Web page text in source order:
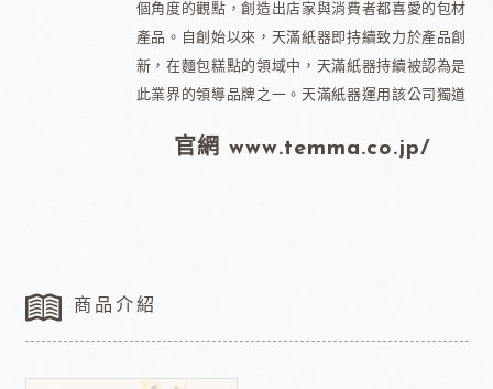
個角度的觀點，創造出店家與消費者都喜愛的包材
產品。自創始以來，天滿紙器即持續致力於產品創
新，在麵包糕點的領域中，天滿紙器持續被認為是
此業界的領導品牌之一。天滿紙器運用該公司獨道
官網 www.temma.co.jp/
商品介紹